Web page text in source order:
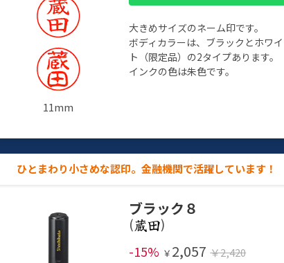
11mm
大きめサイズのネーム印です。
ボディカラーは、ブラックとホワイ
ト（限定品）の2タイプあります。
インクの色は朱色です。
ひとまわり小さめな認印。金融機関で活躍しています！
ブラック８
(
)
-15% ￥ 2,057 ￥2,420